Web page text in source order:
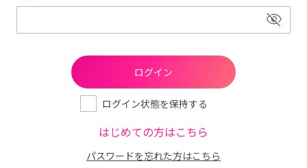
ログイン状態を保持する
はじめての方はこちら
パスワードを忘れた方はこちら